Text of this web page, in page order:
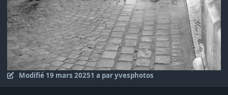
Modifié 19 mars 20251 a par yvesphotos